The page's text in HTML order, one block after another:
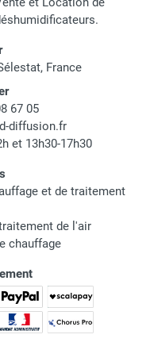
France
67 05
diffusion.fr
et 13h30-17h30
et de traitement
de l'air
chauffage